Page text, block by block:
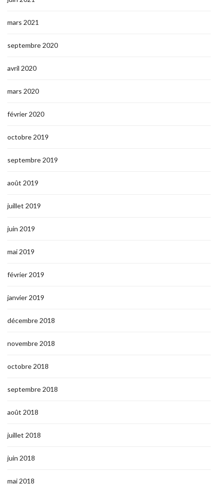
mars 2021
septembre 2020
avril 2020
mars 2020
février 2020
octobre 2019
septembre 2019
août 2019
juillet 2019
juin 2019
mai 2019
février 2019
janvier 2019
décembre 2018
novembre 2018
octobre 2018
septembre 2018
août 2018
juillet 2018
juin 2018
mai 2018